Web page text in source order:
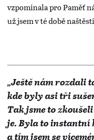
vzpomínala pro Paměť
už jsem v té době
„Ještě nám rozdali
kde byly asi tři
Tak jsme to
je. Byla to instantní
a tím jsem se